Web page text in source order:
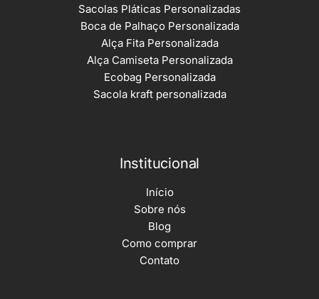
Sacolas Pláticas Personalizadas
Boca de Palhaço Personalizada
Alça Fita Personalizada
Alça Camiseta Personalizada
Ecobag Personalizada
Sacola kraft personalizada
Institucional
Início
Sobre nós
Blog
Como comprar
Contato